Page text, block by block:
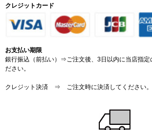
クレジットカード
お支払い期限
銀行振込（前払い）⇒ご注文後、3日以内に当店指定
ださい。
クレジット決済 ⇒ ご注文時に決済してください。